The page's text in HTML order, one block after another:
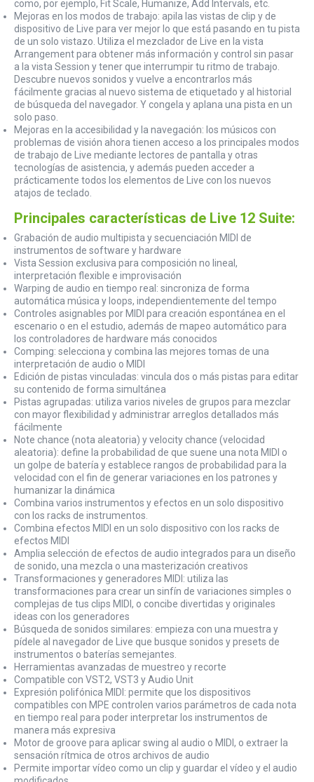
como, por ejemplo, Fit Scale, Humanize, Add Intervals, etc.
Mejoras en los modos de trabajo: apila las vistas de clip y de
dispositivo de Live para ver mejor lo que está pasando en tu pista
de un solo vistazo. Utiliza el mezclador de Live en la vista
Arrangement para obtener más información y control sin pasar
a la vista Session y tener que interrumpir tu ritmo de trabajo.
Descubre nuevos sonidos y vuelve a encontrarlos más
fácilmente gracias al nuevo sistema de etiquetado y al historial
de búsqueda del navegador. Y congela y aplana una pista en un
solo paso.
Mejoras en la accesibilidad y la navegación: los músicos con
problemas de visión ahora tienen acceso a los principales modos
de trabajo de Live mediante lectores de pantalla y otras
tecnologías de asistencia, y además pueden acceder a
prácticamente todos los elementos de Live con los nuevos
atajos de teclado.
Principales características de Live 12 Suite:
Grabación de audio multipista y secuenciación MIDI de
instrumentos de software y hardware
Vista Session exclusiva para composición no lineal,
interpretación flexible e improvisación
Warping de audio en tiempo real: sincroniza de forma
automática música y loops, independientemente del tempo
Controles asignables por MIDI para creación espontánea en el
escenario o en el estudio, además de mapeo automático para
los controladores de hardware más conocidos
Comping: selecciona y combina las mejores tomas de una
interpretación de audio o MIDI
Edición de pistas vinculadas: vincula dos o más pistas para editar
su contenido de forma simultánea
Pistas agrupadas: utiliza varios niveles de grupos para mezclar
con mayor flexibilidad y administrar arreglos detallados más
fácilmente
Note chance (nota aleatoria) y velocity chance (velocidad
aleatoria): define la probabilidad de que suene una nota MIDI o
un golpe de batería y establece rangos de probabilidad para la
velocidad con el fin de generar variaciones en los patrones y
humanizar la dinámica
Combina varios instrumentos y efectos en un solo dispositivo
con los racks de instrumentos.
Combina efectos MIDI en un solo dispositivo con los racks de
efectos MIDI
Amplia selección de efectos de audio integrados para un diseño
de sonido, una mezcla o una masterización creativos
Transformaciones y generadores MIDI: utiliza las
transformaciones para crear un sinfín de variaciones simples o
complejas de tus clips MIDI, o concibe divertidas y originales
ideas con los generadores
Búsqueda de sonidos similares: empieza con una muestra y
pídele al navegador de Live que busque sonidos y presets de
instrumentos o baterías semejantes.
Herramientas avanzadas de muestreo y recorte
Compatible con VST2, VST3 y Audio Unit
Expresión polifónica MIDI: permite que los dispositivos
compatibles con MPE controlen varios parámetros de cada nota
en tiempo real para poder interpretar los instrumentos de
manera más expresiva
Motor de groove para aplicar swing al audio o MIDI, o extraer la
sensación rítmica de otros archivos de audio
Permite importar vídeo como un clip y guardar el vídeo y el audio